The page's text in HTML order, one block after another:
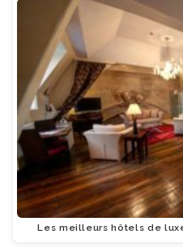
Les meilleurs hôtels de